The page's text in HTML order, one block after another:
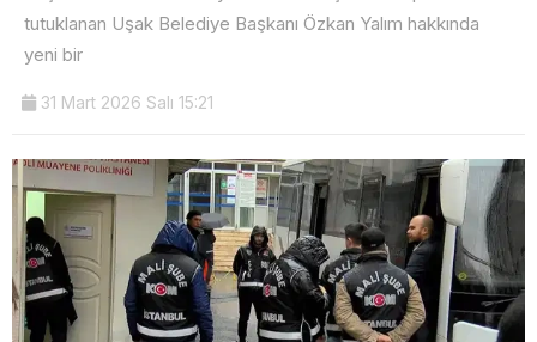
tutuklanan Uşak Belediye Başkanı Özkan Yalım hakkında
yeni bir
31 Mart 2026 Salı 15:21